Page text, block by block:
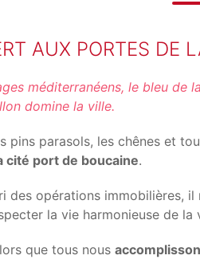
AUX PORTES DE
méditerranéens, le bleu de
domine la ville.
pins parasols, les chênes et
cité port de boucaine.
des opérations immobilières,
la vie harmonieuse de la
que tous nous